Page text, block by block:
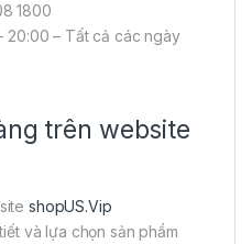
1800
20:00 – Tất cả các ngày
trên website
shopUS.Vip
và lựa chọn sản phẩm